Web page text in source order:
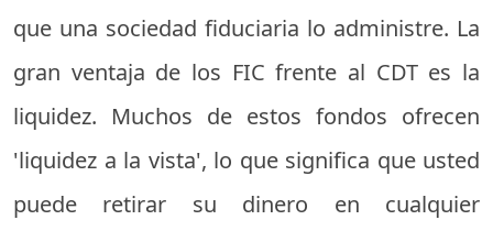
que una sociedad fiduciaria lo administre. La
gran ventaja de los FIC frente al CDT es la
liquidez. Muchos de estos fondos ofrecen
'liquidez a la vista', lo que significa que usted
puede retirar su dinero en cualquier